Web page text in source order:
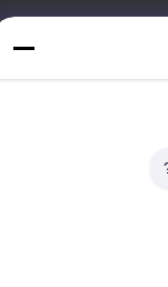
كوانتشو، فوجيان،